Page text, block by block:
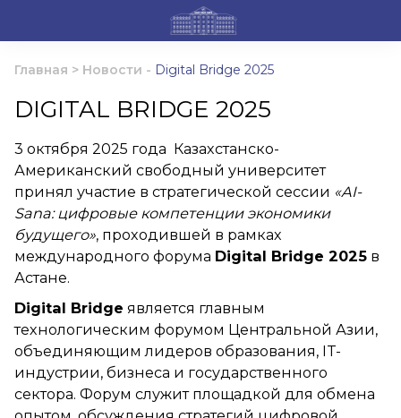
Главная > Новости - Digital Bridge 2025
DIGITAL BRIDGE 2025
3 октября 2025 года Казахстанско-
Американский свободный университет
принял участие в стратегической сессии «AI-
Sana: цифровые компетенции экономики
будущего», проходившей в рамках
международного форума Digital Bridge 2025 в
Астане.
Digital Bridge является главным
технологическим форумом Центральной Азии,
объединяющим лидеров образования, IT-
индустрии, бизнеса и государственного
сектора. Форум служит площадкой для обмена